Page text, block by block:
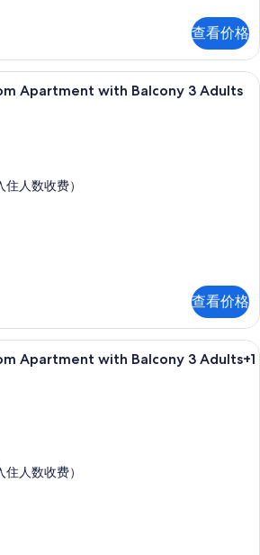
查看价格
高档床上用品、客房内保险箱、免费
Apartment with Balcony 3 Adults
人数收费）
查看价格
高档床上用品、客房内保险箱、免费
Apartment with Balcony 3 Adults+1
人数收费）